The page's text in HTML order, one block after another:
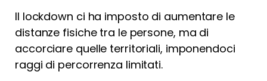
Il lockdown ci ha imposto di aumentare le
distanze fisiche tra le persone, ma di
accorciare quelle territoriali, imponendoci
raggi di percorrenza limitati.